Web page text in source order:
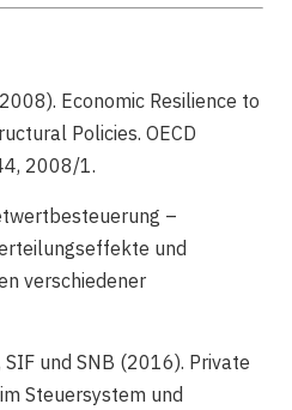
Economic Resilience to
Policies. OECD
2008/1.
–
und
verschiedener
SIF und SNB (2016). Private
Steuersystem und